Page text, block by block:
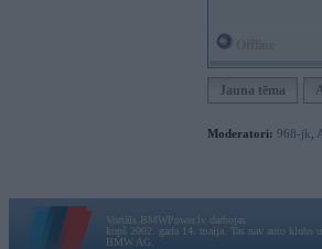
Jauna tēma
Moderatori: 968-jk
Vortāls BMWPower.lv darbojas
kopš 2002. gada 14. maija. Tas nav auto klubs
BMW AG.